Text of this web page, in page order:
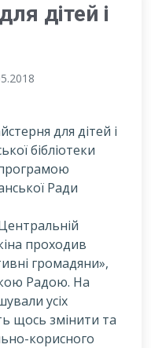
дітей і
для дітей і
бібліотеки
Ради
проходив
громадяни»,
Радою. На
усіх
щось змінити та
корисного